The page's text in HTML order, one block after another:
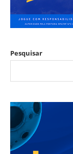
Pesquisar